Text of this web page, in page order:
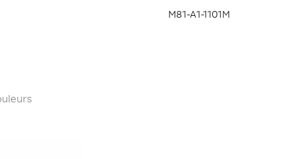
M81-A1-1101M